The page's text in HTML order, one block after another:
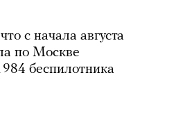
с начала августа
по Москве
беспилотника